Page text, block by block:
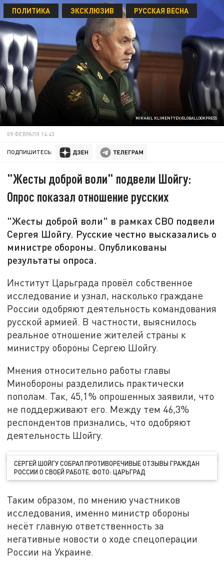
MIKHAIL KLIMENTYEV/GLOBALLOOKPRESS
ПОЛИТИКА ЭКСКЛЮЗИВ РУССКАЯ ВЕСНА
09 ФЕВРАЛЯ 14:43
ПОДПИШИТЕСЬ:
"Жесты доброй воли" подвели Шойгу:
Опрос показал отношение русских
"Жесты доброй воли" в рамках СВО подвели
Сергея Шойгу. Русские честно высказались о
министре обороны. Опубликованы
результаты опроса.
Институт Царьграда провёл собственное
исследование и узнал, насколько граждане
России одобряют деятельность командования
русской армией. В частности, выяснилось
реальное отношение жителей страны к
министру обороны Сергею Шойгу.
Мнения относительно работы главы
Минобороны разделились практически
пополам. Так, 45,1% опрошенных заявили, что
не поддерживают его. Между тем 46,3%
респондентов признались, что одобряют
деятельность Шойгу.
СЕРГЕЙ ШОЙГУ СОБРАЛ ПРОТИВОРЕЧИВЫЕ ОТЗЫВЫ ГРАЖДАН
РОССИИ О СВОЕЙ РАБОТЕ. ФОТО: ЦАРЬГРАД
Таким образом, по мнению участников
исследования, именно министр обороны
несёт главную ответственность за
негативные новости о ходе спецоперации
России на Украине.